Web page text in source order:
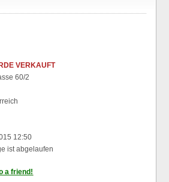
VERKAUFT
60/2
12:50
ist abgelaufen
a friend!